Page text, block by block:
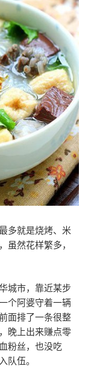
多就是烧烤、米
虽然花样繁多，
城市，靠近某步
个阿婆守着一辆
面排了一条很整
晚上出来赚点零
粉丝，也没吃
队伍。